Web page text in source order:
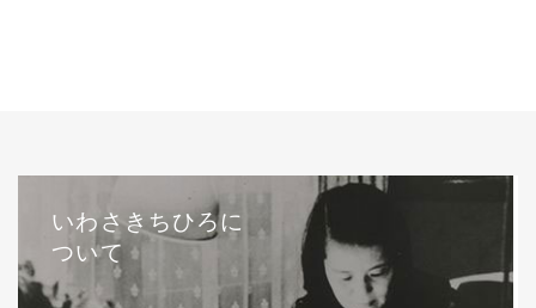
いわさきちひろに
ついて